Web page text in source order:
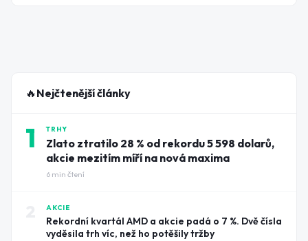
🔥 Nejčtenější články
1 TRHY
Zlato ztratilo 28 % od rekordu 5 598 dolarů,
akcie mezitím míří na nová maxima
6 min čtení
AKCIE
Rekordní kvartál AMD a akcie padá o 7 %. Dvě čísla
vyděsila trh víc, než ho potěšily tržby